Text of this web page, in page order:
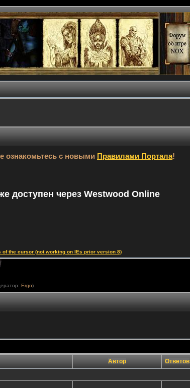
ознакомьтесь с новыми Правилами Портала!
доступен через Westwood Online
of the cursor (not working on IEs prior version 8)
Ergo)
Автор Ответов